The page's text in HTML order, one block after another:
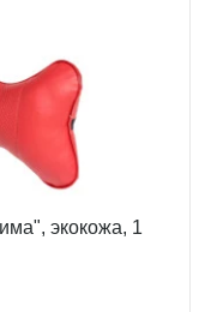
экокожа, 1